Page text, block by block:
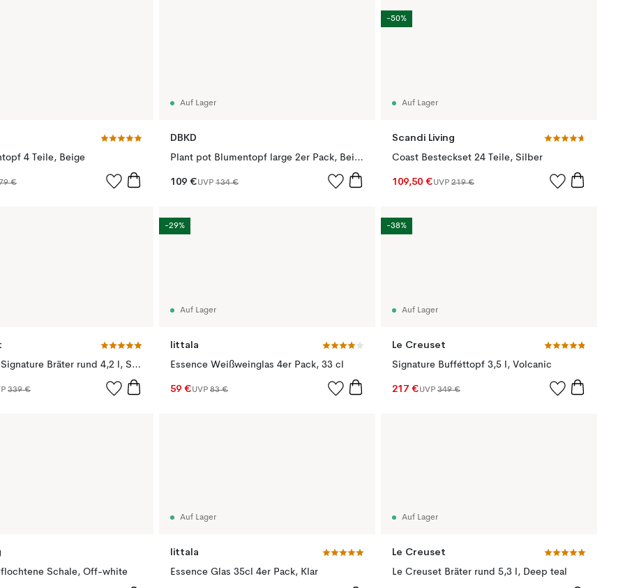
4 Teile, Beige
€
Auf Lager
DBKD
Plant pot Blumentopf large 2er Pack, Beige
109 €UVP 134 €
Auf Lager
Scandi Living
Coast Besteckset 24 Teile, Silber
109,50 €UVP 219 €
-50%
Le Creuset Signature Bräter rund 4,2 l, Shell pink
339 €
Auf Lager
Iittala
Essence Weißweinglas 4er Pack, 33 cl
59 €UVP 83 €
-29%
Auf Lager
Le Creuset
Signature Bufféttopf 3,5 l, Volcanic
217 €UVP 349 €
-38%
Schale, Off-white
Auf Lager
Iittala
Essence Glas 35cl 4er Pack, Klar
Auf Lager
Le Creuset
Le Creuset Bräter rund 5,3 l, Deep teal